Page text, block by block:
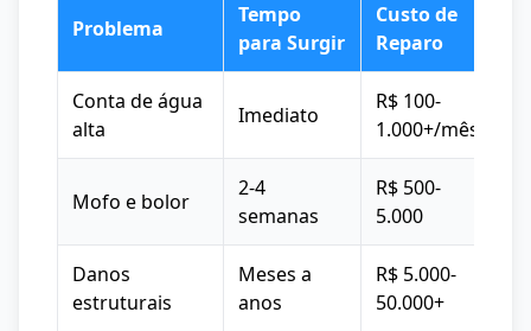
Problema
Tempo
para Surgir
Custo de
Reparo
Conta de água
alta
Imediato
R$ 100-
1.000+/mês
Mofo e bolor
2-4
semanas
R$ 500-
5.000
Danos
estruturais
Meses a
anos
R$ 5.000-
50.000+